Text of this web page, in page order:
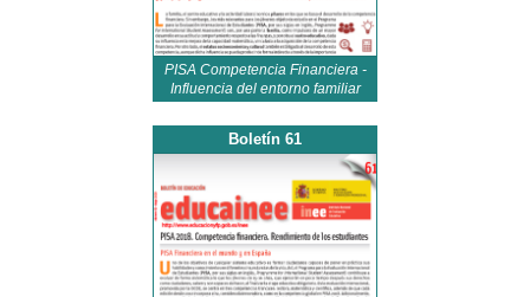
PISA Competencia Financiera -
Influencia del entorno familiar
Boletín 61